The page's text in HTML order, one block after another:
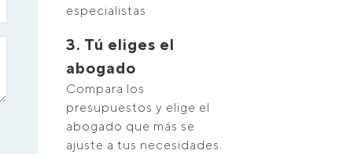
especialistas
3. Tú eliges el
abogado
Compara los
presupuestos y elige el
abogado que más se
ajuste a tus necesidades.